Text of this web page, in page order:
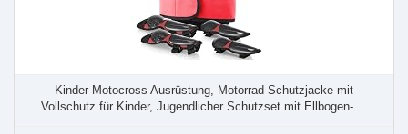
Kinder Motocross Ausrüstung, Motorrad Schutzjacke mit
Vollschutz für Kinder, Jugendlicher Schutzset mit Ellbogen- ...